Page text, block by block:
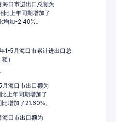
口市进出口总额为
比上年同期增加了
增加-2.40%。
1-5月海口市累计进出口总
额）
海口市出口额为
上年同期增加了
增加了21.60%。
口市出口额为